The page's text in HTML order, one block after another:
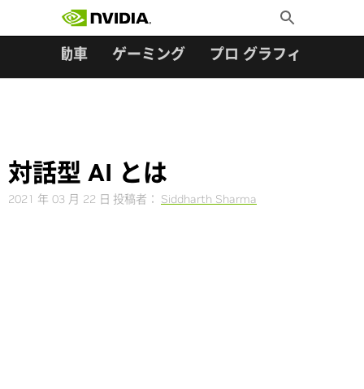
Toggle
Search
自動車 ゲーミング プロ グラフィックス
対話型 AI とは
2021 年 03 月 22 日 投稿者： Siddharth Sharma